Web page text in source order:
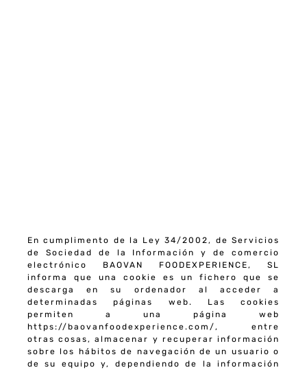
En cumplimento de la Ley 34/2002, de Servicios
de Sociedad de la Información y de comercio
electrónico BAOVAN FOODEXPERIENCE, SL
informa que una cookie es un fichero que se
descarga en su ordenador al acceder a
determinadas páginas web. Las cookies
permiten a una página web
https://baovanfoodexperience.com/, entre
otras cosas, almacenar y recuperar información
sobre los hábitos de navegación de un usuario o
de su equipo y, dependiendo de la información